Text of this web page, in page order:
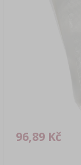
96,89 Kč